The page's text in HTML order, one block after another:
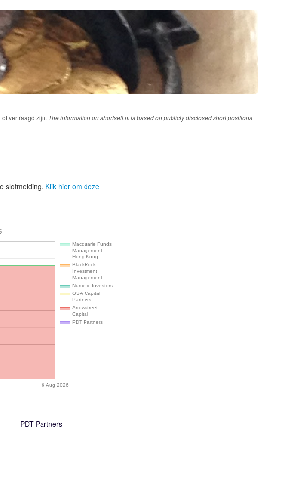
vertraagd zijn. The information on shortsell.nl is based on publicly disclosed short positions
slotmelding. Klik hier om deze
Macquarie Funds
Management
Hong Kong
BlackRock
Investment
Management
Numeric Investors
GSA Capital
Partners
Arrowstreet
Capital
PDT Partners
6 Aug 2026
PDT Partners